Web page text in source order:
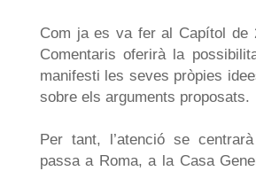
Com ja es va fer al Capítol de
Comentaris oferirà la
manifesti les seves pròpies
sobre els arguments proposats.
Per tant, l’atenció se
passa a Roma, a la Casa